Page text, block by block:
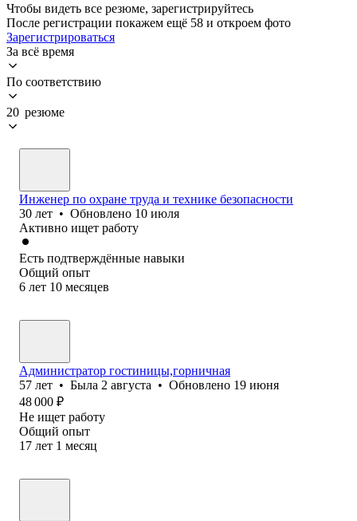
Чтобы видеть все резюме, зарегистрируйтесь
После регистрации покажем ещё 58 и откроем фото
Зарегистрироваться
За всё время
По соответствию
20 резюме
Инженер по охране труда и технике безопасности
30 лет • Обновлено 10 июля
Активно ищет работу
Есть подтверждённые навыки
Общий опыт
6 лет 10 месяцев
Администратор гостиницы,горничная
57 лет • Была 2 августа • Обновлено 19 июня
48 000 ₽
Не ищет работу
Общий опыт
17 лет 1 месяц